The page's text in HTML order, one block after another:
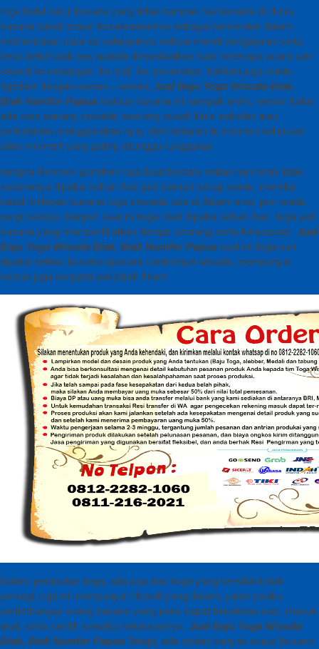
toga betul-betul busana yang tidak nampak fashionable di dunia
busana bakal tetapin kesakraalannya sebagai barometer dalam
mementukan cara ide selanjutnya selesai meniti pengajaran serta
betul-betul tidak pas apabila dimanfaatkan buat beberapa acara sah
seperti ke undangan, ke mall, ke universitas, bahkan juga waktu
ngedate dengan kawan – kawan, Jual Baju Toga Wisuda Biak,
Biak Numfor Papua biarpun busana ini nampak aneh, namun bakal
ada rasa senang sewaktu seorang sudah lulus sekolah atau
perkuliahan menggunakan nya, oleh lantaran itu momen kelulusan
ialah moment yang paling ditunggu-tunggukan.
bangsa Romawi gunakan toga buat busana setiap hari tetapi tidak
selamanya dipakai sehari-hari pun namun setiap waktu, mereka
bakal melepas busana toga sewaktu ada di dalam area, pun waktu
pergi bekerja, biarpun saat ini toga tidak dipakai sehari-hari, toga jadi
busana yang memperlihatkan derajat seorang serta kekuasaan, Jual
Baju Toga Wisuda Biak, Biak Numfor Papua saat ini toga pun
dipakai selaku busana upacara contohnya wisuda, mempunyai
bentuk juga berganti jadi jubah hitam.
Dalam perabotan toga, ada juga topi toga yang bersifat kotak
persegi, topi ini mempunyai filosofi yang dalam, yakni selaku
pertimbangan orang sarjana yang perlu dapat berpikiran luas, masuk
akal, serta cerdik sewaktu kelulusannya, Jual Baju Toga Wisuda
Biak, Biak Numfor Papua Tetapi, ada sekian banyak wujud busana